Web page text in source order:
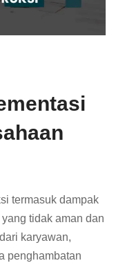
termasuk dampak
tidak aman dan
karyawan,
penghambatan